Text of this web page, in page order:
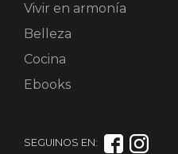
Vivir en armonía
Belleza
Cocina
Ebooks
SEGUINOS EN: